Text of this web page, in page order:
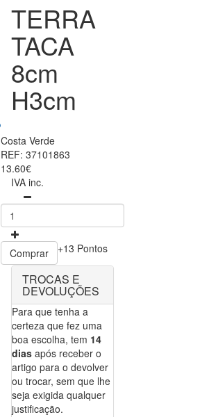
TERRA
TACA
8cm
H3cm
Costa Verde
REF: 37101863
13.60€
IVA inc.
Comprar +13 Pontos
TROCAS E
DEVOLUÇÕES
Para que tenha a
certeza que fez uma
boa escolha, tem 14
dias após receber o
artigo para o devolver
ou trocar, sem que lhe
seja exigida qualquer
justificação.